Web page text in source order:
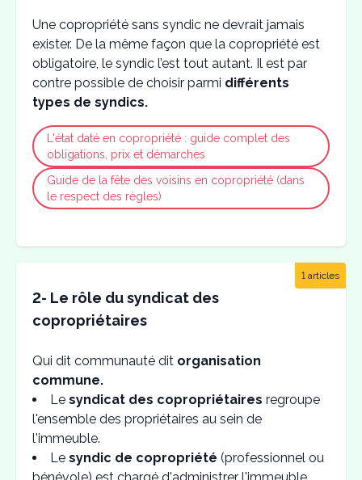
Une copropriété sans syndic ne devrait jamais
exister. De la même façon que la copropriété est
obligatoire, le syndic l’est tout autant. Il est par
contre possible de choisir parmi différents
types de syndics.
L'état daté en copropriété : guide complet des
obligations, prix et démarches
Guide de la fête des voisins en copropriété (dans
le respect des règles)
1 articles
2- Le rôle du syndicat des
copropriétaires
Qui dit communauté dit organisation
commune.
Le syndicat des copropriétaires regroupe
l'ensemble des propriétaires au sein de
l'immeuble.
Le syndic de copropriété (professionnel ou